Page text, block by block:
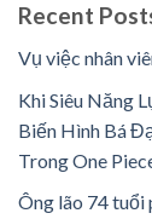
Recent
Vụ việc nhân
Khi Siêu Năng
Biến Hình Bá
Trong One
Ông lão 74 tuổi